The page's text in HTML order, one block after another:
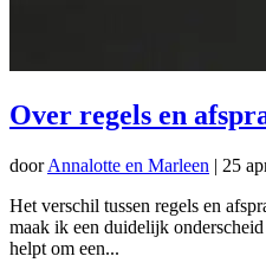
Over regels en
doorAnnalotte en Marleen | 25
Het verschil tussen regels en
maak ik een duidelijk
helpt om een...